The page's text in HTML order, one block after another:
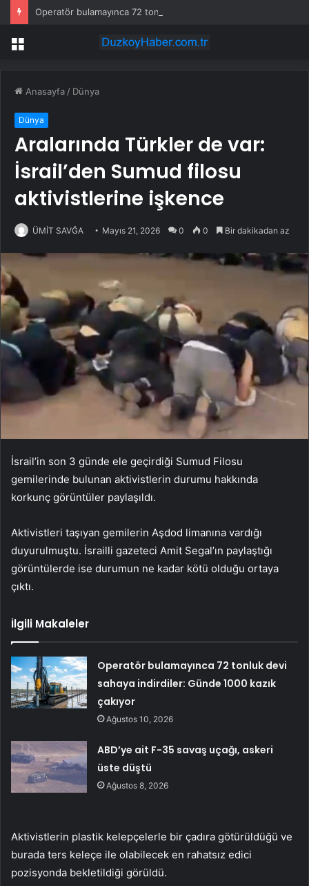
Menü
Anasayfa / Dünya
Dünya
Aralarında Türkler de var:
İsrail’den Sumud filosu
aktivistlerine işkence
ÜMİT SAVĞA Mayıs 21, 2026 0 0 Bir dakikadan az
İsrail’in son 3 günde ele geçirdiği Sumud Filosu
gemilerinde bulunan aktivistlerin durumu hakkında
korkunç görüntüler paylaşıldı.
Aktivistleri taşıyan gemilerin Aşdod limanına vardığı
duyurulmuştu. İsrailli gazeteci Amit Segal’ın paylaştığı
görüntülerde ise durumun ne kadar kötü olduğu ortaya
çıktı.
İlgili Makaleler
Operatör bulamayınca 72 tonluk devi
sahaya indirdiler: Günde 1000 kazık
çakıyor
Ağustos 10, 2026
ABD’ye ait F-35 savaş uçağı, askeri
üste düştü
Ağustos 8, 2026
Aktivistlerin plastik kelepçelerle bir çadıra götürüldüğü ve
burada ters keleçe ile olabilecek en rahatsız edici
pozisyonda bekletildiği görüldü.